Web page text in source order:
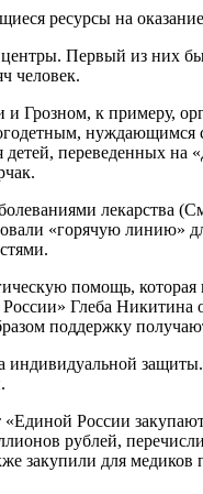
ресурсы на
центры. Первый из них
человек.
Грозном, к примеру,
переведенных
«горячую
помощь,
Глеба
поддержку
индивидуальной
России
рублей,
закупили для